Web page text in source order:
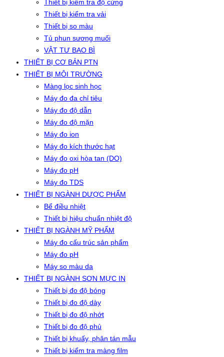
Thiết bị kiểm tra độ cứng
Thiết bị kiểm tra vải
Thiết bị so màu
Tủ phun sương muối
VẬT TƯ BAO BÌ
THIẾT BỊ CƠ BẢN PTN
THIẾT BỊ MÔI TRƯỜNG
Màng lọc sinh học
Máy đo đa chỉ tiêu
Máy đo độ dẫn
Máy đo độ mặn
Máy đo ion
Máy đo kích thước hạt
Máy đo oxi hòa tan (DO)
Máy đo pH
Máy đo TDS
THIẾT BỊ NGÀNH DƯỢC PHẨM
Bể điều nhiệt
Thiết bị hiệu chuẩn nhiệt độ
THIẾT BỊ NGÀNH MỸ PHẨM
Máy đo cấu trúc sản phẩm
Máy đo pH
Máy so màu da
THIẾT BỊ NGÀNH SƠN MỰC IN
Thiết bị đo độ bóng
Thiết bị đo độ dày
Thiết bị đo độ nhớt
Thiết bị đo độ phủ
Thiết bị khuấy, phân tán mẫu
Thiết bị kiểm tra màng film